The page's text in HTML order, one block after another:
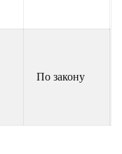
По закону